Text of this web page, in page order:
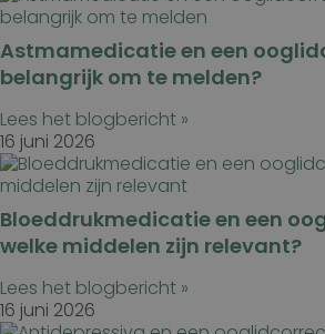
Astmamedicatie en een
belangrijk om te melden?
Lees het blogbericht »
16 juni 2026
Bloeddrukmedicatie en een
welke middelen zijn relevant?
Lees het blogbericht »
16 juni 2026